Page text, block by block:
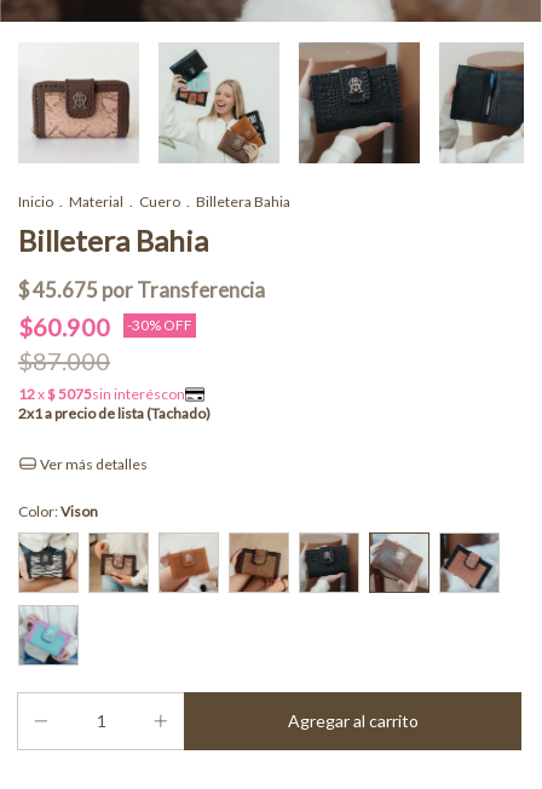
Inicio Material Cuero Billetera Bahia
Billetera Bahia
$60.900 -30% OFF
$87.000
Ver más detalles
Color:Vison